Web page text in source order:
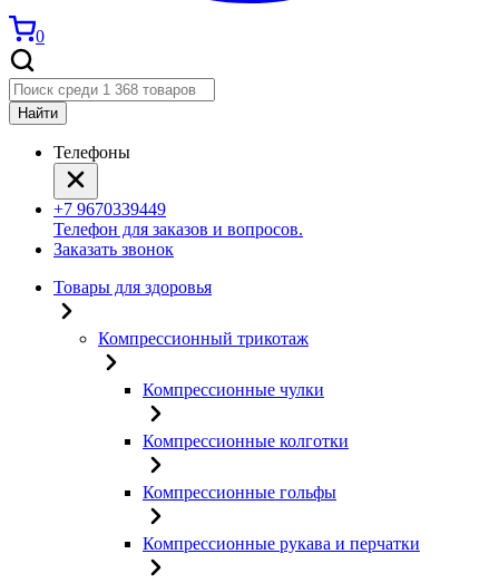
0
Найти
Телефоны
+7 9670339449
Телефон для заказов и вопросов.
Заказать звонок
Товары для здоровья
Компрессионный трикотаж
Компрессионные чулки
Компрессионные колготки
Компрессионные гольфы
Компрессионные рукава и перчатки